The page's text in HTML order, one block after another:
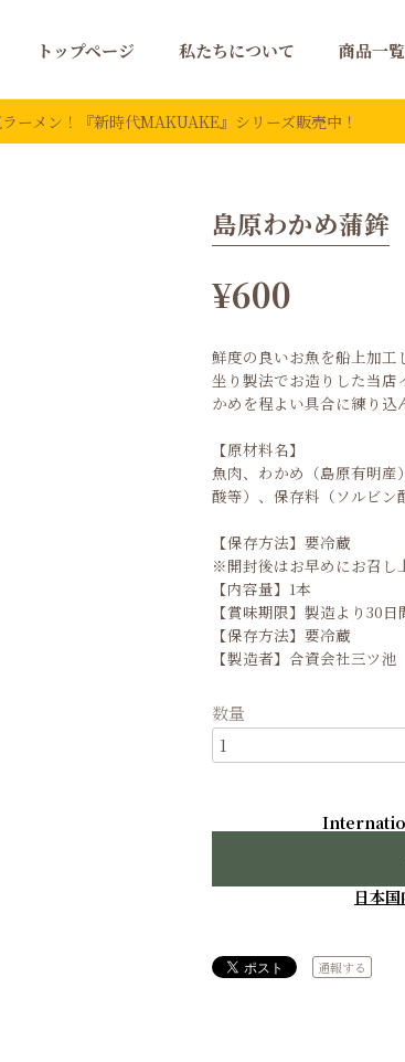
トップページ 私たちについて 商品一覧
ーメン！『新時代MAKUAKE』シリーズ販売中！
島原わかめ蒲鉾
¥600
鮮度の良いお魚を船上加工
坐り製法でお造りした当店
かめを程よい具合に練り込
【原材料名】
魚肉、わかめ（島原有明産
酸等）、保存料（ソルビン
【保存方法】要冷蔵
※開封後はお早めにお召し
【内容量】1本
【賞味期限】製造より30日
【保存方法】要冷蔵
【製造者】合資会社三ツ池
数量
日本
通報する